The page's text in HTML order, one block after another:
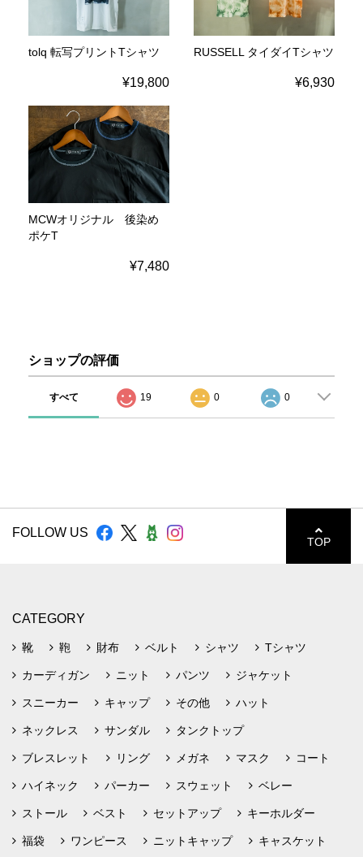
tolq 転写プリントTシャツ
¥19,800
RUSSELL タイダイTシャツ
¥6,930
MCWオリジナル 後染め
ポケT
¥7,480
ショップの評価
すべて 19 0 0
FOLLOW US
TOP
CATEGORY
靴 鞄 財布 ベルト シャツ Tシャツ
カーディガン ニット パンツ ジャケット
スニーカー キャップ その他 ハット
ネックレス サンダル タンクトップ
ブレスレット リング メガネ マスク コート
ハイネック パーカー スウェット ベレー
ストール ベスト セットアップ キーホルダー
福袋 ワンピース ニットキャップ キャスケット